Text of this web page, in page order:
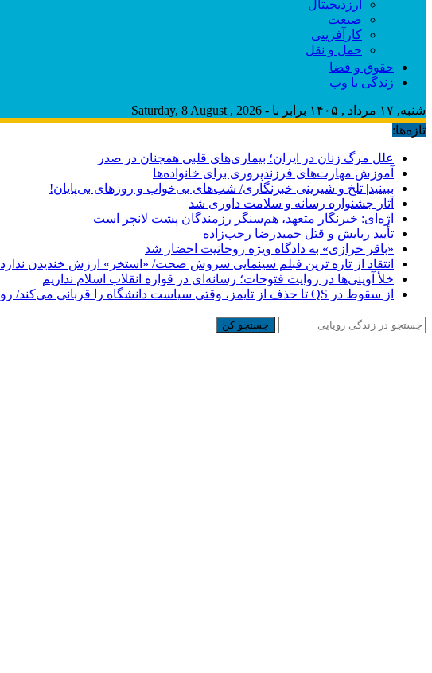
ارزدیجیتال
صنعت
کارآفرینی
حمل و نقل
حقوق و قضا
زندگی با وب
شنبه, ۱۷ مرداد , ۱۴۰۵ برابر با - Saturday, 8 August , 2026
تازه‌ها:
علل مرگ زنان در ایران؛ بیماری‌های قلبی همچنان در صدر
آموزش مهارت‌های فرزندپروری برای خانواده‌ها
ببینید| تلخ و شیرینی خبرنگاری/‌ شب‌های بی‌خواب و روزهای بی‌پایان!
آثار جشنواره رسانه و سلامت داوری شد
اژه‌ای: خبرنگار متعهد، هم‌سنگر رزمندگان پشت لانچر است
تأیید ربایش و قتل حمیدرضا رجب‌زاده
«باقر خرازی» به دادگاه ویژه روحانیت احضار شد
انتقاد از تازه ترین فبلم سینمایی سروش صحت/ «استخر» ارزش خندیدن ندارد
خلأ آوینی‌ها در روایت فتوحات؛ رسانه‌ای در قواره انقلاب اسلام نداریم
از سقوط در QS تا حذف از تایمز، وقتی سیاست دانشگاه را قربانی می‌کند/ روایت حذف دانشگاه‌های ایران از رتبه‌بندی‌های جهانی
جستجو کن